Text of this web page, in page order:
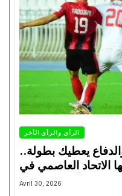
الرأي والرأي الأخر
يعطيك بطولة..
الاتحاد العاصمي في
تتويجاته آخر السنوات
Avril 30, 2026